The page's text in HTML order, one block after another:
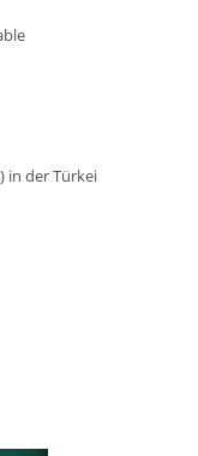
in der Türkei